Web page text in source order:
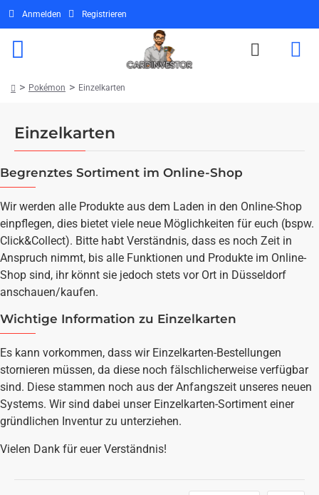
Anmelden Registrieren
Einzelkarten
Pokémon Einzelkarten
Begrenztes Sortiment im Online-Shop
Wir werden alle Produkte aus dem Laden in den Online-Shop
einpflegen, dies bietet viele neue Möglichkeiten für euch (bspw.
Click&Collect). Bitte habt Verständnis, dass es noch Zeit in
Anspruch nimmt, bis alle Funktionen und Produkte im Online-
Shop sind, ihr könnt sie jedoch stets vor Ort in Düsseldorf
anschauen/kaufen.
Wichtige Information zu Einzelkarten
Es kann vorkommen, dass wir Einzelkarten-Bestellungen
stornieren müssen, da diese noch fälschlicherweise verfügbar
sind. Diese stammen noch aus der Anfangszeit unseres neuen
Systems. Wir sind dabei unser Einzelkarten-Sortiment einer
gründlichen Inventur zu unterziehen.
Vielen Dank für euer Verständnis!